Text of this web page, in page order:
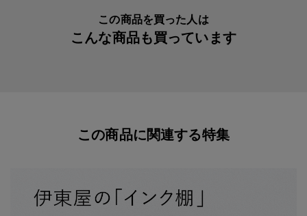
この商品を買った人は
こんな商品も買っています
この商品に関連する特集